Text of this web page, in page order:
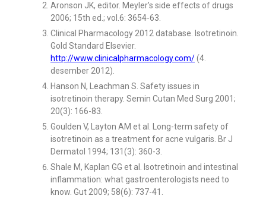
Aronson JK, editor. Meyler’s side effects of drugs
2006; 15th ed.; vol.6: 3654-63.
Clinical Pharmacology 2012 database. Isotretinoin.
Gold Standard Elsevier.
http://www.clinicalpharmacology.com/(4.
desember 2012).
Hanson N, Leachman S. Safety issues in
isotretinoin therapy. Semin Cutan Med Surg 2001;
20(3): 166-83.
Goulden V, Layton AM et al. Long-term safety of
isotretinoin as a treatment for acne vulgaris. Br J
Dermatol 1994; 131(3): 360-3.
Shale M, Kaplan GG et al. Isotretinoin and intestinal
inflammation: what gastroenterologists need to
know. Gut 2009; 58(6): 737-41.